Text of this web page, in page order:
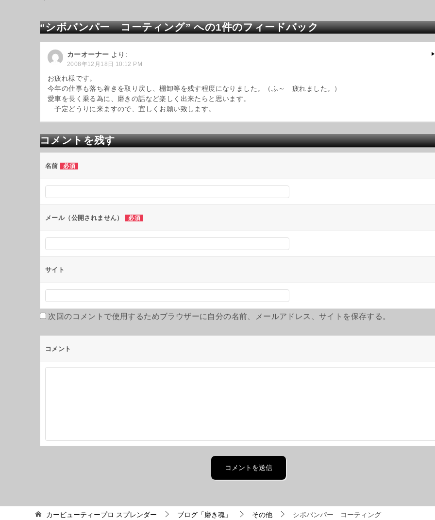
ビ
ゲ
ー
ョ
ン
“シボバンパー コーティング” への1件のフィードバック
カーオーナー より:
2008年12月18日 10:12 PM
お疲れ様です。
今年の仕事も落ち着きを取り戻し、棚卸等を残す程度になりました。（ふ～ 疲れました。）
愛車を長く乗る為に、磨きの話など楽しく出来たらと思います。
予定どうりに来ますので、宜しくお願い致します。
コメントを残す
名前 必須
メール（公開されません） 必須
サイト
次回のコメントで使用するためブラウザーに自分の名前、メールアドレス、サイトを保存する。
コメント
カービューティープロ スプレンダー ブログ「磨き魂」 その他 シボバンパー コーティング